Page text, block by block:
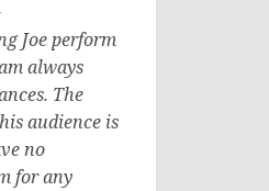
Joe perform
always
The
audience is
no
for any